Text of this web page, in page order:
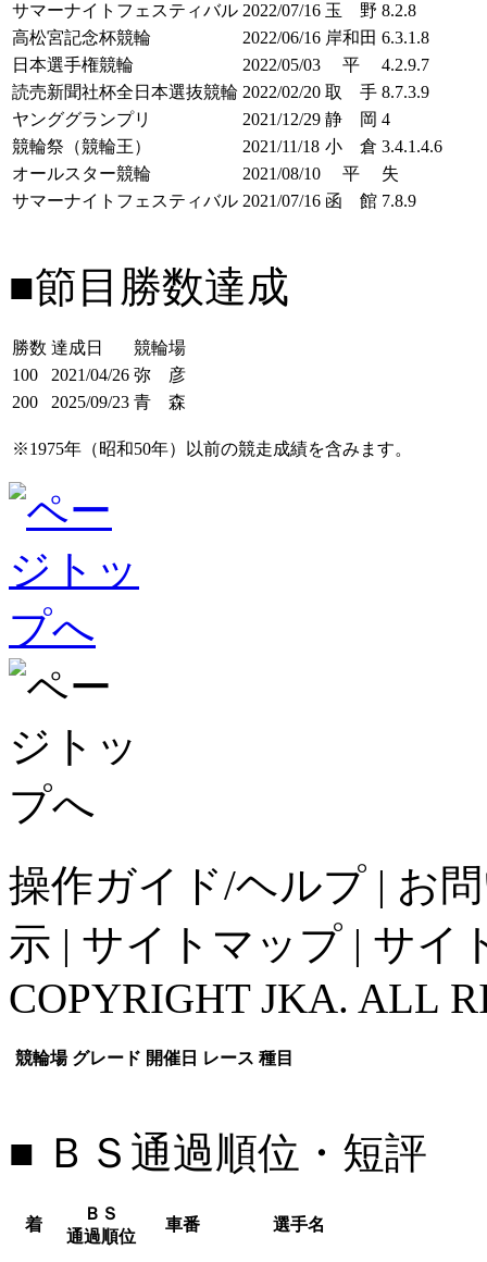
サマーナイトフェスティバル 2022/07/16 玉 野 8.2.8
高松宮記念杯競輪
2022/06/16 岸和田 6.3.1.8
日本選手権競輪
2022/05/03 平
4.2.9.7
読売新聞社杯全日本選抜競輪 2022/02/20 取 手 8.7.3.9
ヤンググランプリ
2021/12/29 静 岡 4
競輪祭（競輪王）
2021/11/18 小 倉 3.4.1.4.6
オールスター競輪
2021/08/10 平
失
サマーナイトフェスティバル 2021/07/16 函 館 7.8.9
■節目勝数達成
勝数 達成日
競輪場
100
2021/04/26 弥 彦
200
2025/09/23 青 森
※1975年（昭和50年）以前の競走成績を含みます。
操作ガイド/ヘルプ | お
示 | サイトマップ | サイ
COPYRIGHT JKA. ALL
競輪場 グレード 開催日 レース 種目
■ ＢＳ通過順位・短評
着
ＢＳ
通過順位
車番 選手名